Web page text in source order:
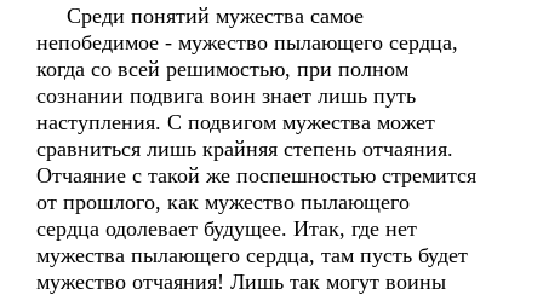
Среди понятий мужества самое
непобедимое - мужество пылающего сердца,
когда со всей решимостью, при полном
сознании подвига воин знает лишь путь
наступления. С подвигом мужества может
сравниться лишь крайняя степень отчаяния.
Отчаяние с такой же поспешностью стремится
от прошлого, как мужество пылающего
сердца одолевает будущее. Итак, где нет
мужества пылающего сердца, там пусть будет
мужество отчаяния! Лишь так могут воины